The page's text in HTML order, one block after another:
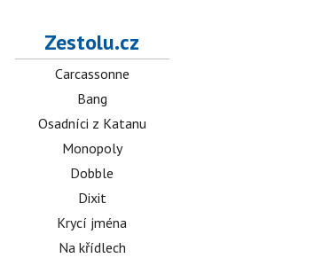
Zestolu.cz
Carcassonne
Bang
Osadníci z Katanu
Monopoly
Dobble
Dixit
Krycí jména
Na křídlech